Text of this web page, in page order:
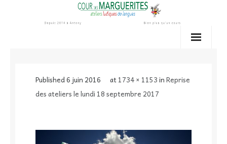
Published6 juin 2016 at 1734 × 1153inReprise
des ateliers le lundi 18 septembre 2017